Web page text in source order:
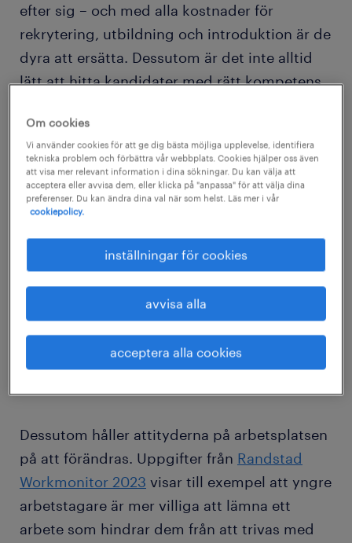
efter sig – och med alla kostnader för
rekrytering, utbildning och introduktion är de
dyra att ersätta. Dessutom är det inte alltid
lätt att hitta kandidater med rätt kompetens,
medarbetare snarare än att hitta nya.
Att behålla medarbetare handlar om mer än
enbart pengar. När högpresterande
medarbetare går vidare förändras dynamiken
i det kvarvarande teamet. Skickliga
medarbetare motiverar sina kollegor, och när
de slutar minskar produktiviteten. Om du är
mitt uppe i en omfattande produktion eller
genomgår en logistisk expansion och måste
upprätthålla produktiviteten, vill du ha ett
Dessutom håller attityderna på arbetsplatsen
på att förändras. Uppgifter från Randstad
Workmonitor 2023 visar till exempel att yngre
arbetstagare är mer villiga att lämna ett
arbete som hindrar dem från att trivas med
Om cookies
Vi använder cookies för att ge dig bästa möjliga upplevelse, identifiera
tekniska problem och förbättra vår webbplats. Cookies hjälper oss även
att visa mer relevant information i dina sökningar. Du kan välja att
acceptera eller avvisa dem, eller klicka på "anpassa" för att välja dina
preferenser. Du kan ändra dina val när som helst. Läs mer i vår
cookiepolicy.
inställningar för cookies
avvisa alla
acceptera alla cookies